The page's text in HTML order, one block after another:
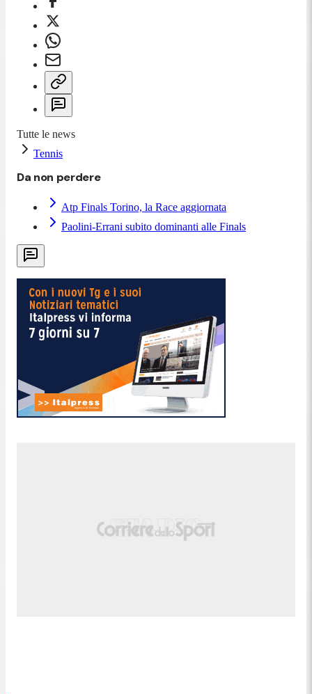
Tutte le news
Tennis
Da non perdere
Atp Finals Torino, la Race aggiornata
Paolini-Errani subito dominanti alle Finals